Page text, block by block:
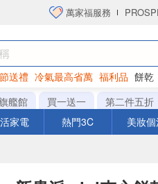
萬家福服務
送禮 冷氣最高省萬 福利品 餅乾
艦館 買一送一 第二件五折
家電 熱門3C 美妝